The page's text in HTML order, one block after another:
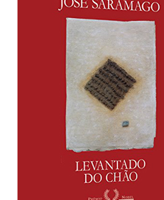
O livro Levantado do Chão: a vida
humilhados e as contradições dos
Foto: Reprodução